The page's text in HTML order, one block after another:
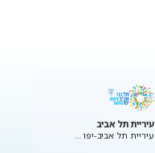
עיריית תל אביב
עיריית תל אביב-יפו …